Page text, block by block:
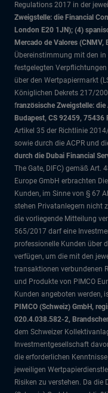
Regulations 2017 in der
Zweigstelle: die Financial
London E20 1JN); (4)
Mercado de Valores
Übereinstimmung mit den
festgelegten Verpflichtungen
über den Wertpapiermarkt
Königlichen Dekrets 217/
französische Zweigstelle: die
Budapest, CS 92459, 75436
Artikel 35 der Richtlinie
sowie durch die ACPR und
durch die Dubai Financial
The Gate, DIFC) gemäß Art.
Europe GmbH erbrachten
Kunden, im Sinne von § 67
stehen Privatanlegern nicht
die vorliegende Mitteilung
565/2017 darf eine
professionelle Kunden über
verfügen, um die mit den
transaktionen verbundenen
und Produkte von PIMCO
Kunden angeboten werden,
PIMCO (Schweiz) GmbH,
020.4.038.582-2,
dem Schweizer
Investmentgesellschaft
die erforderlichen
jeweiligen
Risiken zu verstehen. Da